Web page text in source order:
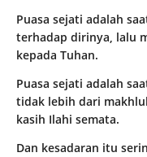
Puasa sejati adalah
terhadap dirinya, lalu
kepada Tuhan.
Puasa sejati adalah
tidak lebih dari
kasih Ilahi semata.
Dan kesadaran itu